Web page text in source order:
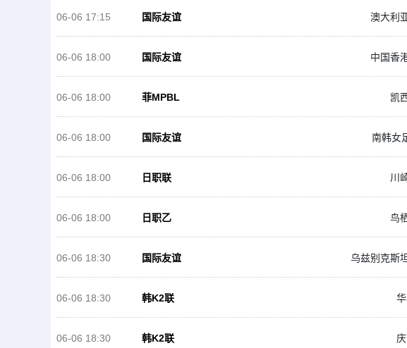
06-06 17:15 国际友谊 澳大利
06-06 18:00 国际友谊 中国香
06-06 18:00 菲MPBL 凯
06-06 18:00 国际友谊 南韩女
06-06 18:00 日职联 川
06-06 18:00 日职乙 鸟
06-06 18:30 国际友谊 乌兹别克斯
06-06 18:30 韩K2联
06-06 18:30 韩K2联